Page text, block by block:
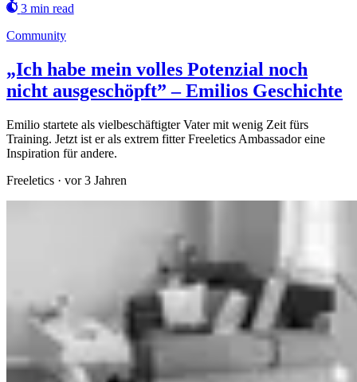
3 min read
Community
„Ich habe mein volles Potenzial noch
nicht ausgeschöpft” – Emilios Geschichte
Emilio startete als vielbeschäftigter Vater mit wenig Zeit fürs
Training. Jetzt ist er als extrem fitter Freeletics Ambassador eine
Inspiration für andere.
Freeletics · vor 3 Jahren